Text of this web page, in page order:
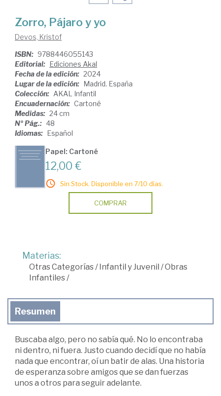
Zorro, Pájaro y yo
Devos, Kristof
ISBN: 9788446055143
Editorial: Ediciones Akal
Fecha de la edición: 2024
Lugar de la edición: Madrid. España
Colección: AKAL Infantil
Encuadernación: Cartoné
Medidas: 24 cm
Nº Pág.: 48
Idiomas: Español
Papel: Cartoné
12,00 €
Sin Stock. Disponible en 7/10 días.
COMPRAR
Materias:
Otras Categorías /Infantil y Juvenil /Obras
Infantiles /
Resumen
Buscaba algo, pero no sabía qué. No lo encontraba
ni dentro, ni fuera. Justo cuando decidí que no había
nada que encontrar, oí un batir de alas. Una historia
de esperanza sobre amigos que se dan fuerzas
unos a otros para seguir adelante.